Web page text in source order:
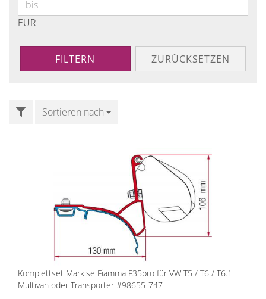
EUR
FILTERN ZURÜCKSETZEN
FILTERSortieren nach
Sortieren nach
Komplettset Markise Fiamma F35pro für VW T5 / T6 / T6.1
Multivan oder Transporter #98655-747